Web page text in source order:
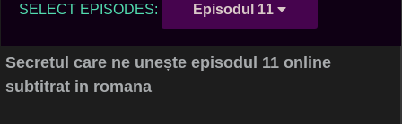
SELECT EPISODES: Episodul 11
Secretul care ne unește episodul 11 online
subtitrat in romana